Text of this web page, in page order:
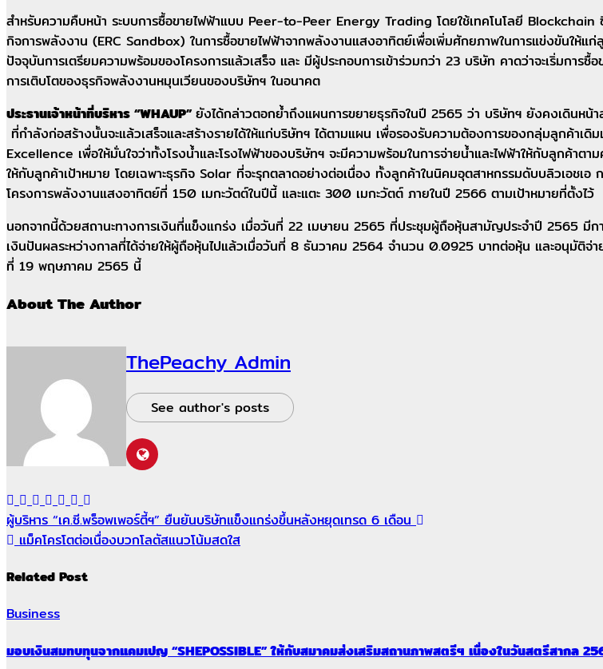
สำหรับความคืบหน้า ระบบการซื้อขายไฟฟ้าแบบ Peer-to-Peer Energy Trading โดยใช้เทคโนโลยี
กิจการพลังงาน (ERC Sandbox) ในการซื้อขายไฟฟ้าจากพลังงานแสงอาทิตย์เพื่อเพิ่มศักยภาพในการแข่งขันให้แ
ปัจจุบันการเตรียมความพร้อมของโครงการแล้วเสร็จ และ มีผู้ประกอบการเข้าร่วมกว่า 23 บริษัท คาดว่าจะเริ่มกา
การเติบโตของธุรกิจพลังงานหมุนเวียนของบริษัทฯ ในอนาคต
ประธานเจ้าหน้าที่บริหาร “WHAUP”ยังได้กล่าวตอกย้ำถึงแผนการขยายธุรกิจในปี 2565 ว่า บริษัทฯ ยังคงเดินหน้
ที่กำลังก่อสร้างนั้นจะแล้วเสร็จและสร้างรายได้ให้แก่บริษัทฯ ได้ตามแผน เพื่อรองรับความต้องการของกลุ่มลูกค้า
Excellence เพื่อให้มั่นใจว่าทั้งโรงน้ำและโรงไฟฟ้าของบริษัทฯ จะมีความพร้อมในการจ่ายน้ำและไฟฟ้าให้กับลูกค้
ให้กับลูกค้าเป้าหมาย โดยเฉพาะธุรกิจ Solar ที่จะรุกตลาดอย่างต่อเนื่อง ทั้งลูกค้าในนิคมอุตสาหกรรมดับบลิวเอช
โครงการพลังงานแสงอาทิตย์ที่ 150 เมกะวัตต์ในปีนี้ และแตะ 300 เมกะวัตต์ ภายในปี 2566 ตามเป้าหมายที่ตั้งไว้
นอกจากนี้ด้วยสถานะทางการเงินที่แข็งแกร่ง เมื่อวันที่ 22 เมษายน 2565 ที่ประชุมผู้ถือหุ้นสามัญประจำปี 2565
เงินปันผลระหว่างกาลที่ได้จ่ายให้ผู้ถือหุ้นไปแล้วเมื่อวันที่ 8 ธันวาคม 2564 จำนวน 0.0925 บาทต่อหุ้น และอนุมัติ
ที่ 19 พฤษภาคม 2565 นี้
About The Author
ThePeachy Admin
See author's posts
ผู้บริหาร “เค.ซี.พร็อพเพอร์ตี้ฯ” ยืนยันบริษัทแข็งแกร่งขึ้นหลังหยุดเทรด 6 เดือน
แม็คโครโตต่อเนื่องบวกโลตัสแนวโน้มสดใส
Related Post
Business
มอบเงินสมทบทุนจากแคมเปญ “SHEPOSSIBLE” ให้กับสมาคมส่งเสริมสถานภาพสตรีฯ เนื่องในวันสตรีสากล